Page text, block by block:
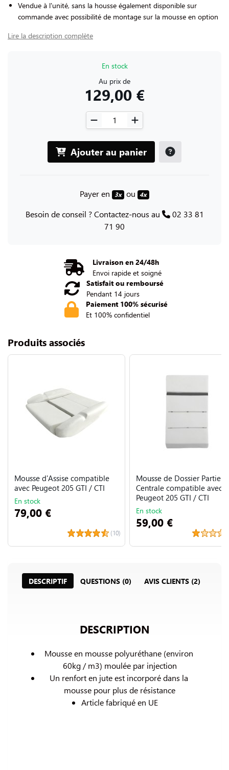
Vendue à l'unité, sans la housse également disponible sur
commande avec possibilité de montage sur la mousse en option
Lire la description complète
En stock
Au prix de
129,00 €
Ajouter au panier
Payer en 3x ou 4x
Besoin de conseil ? Contactez-nous au
02 33 81
71 90
Livraison en 24/48h
Envoi rapide et soigné
Satisfait ou remboursé
Pendant 14 jours
Paiement 100% sécurisé
Et 100% confidentiel
Produits associés
Mousse d'Assise compatible
avec Peugeot 205 GTI / CTI
(10)
En stock
79,00 €
Mousse de Dossier Partie
Centrale compatible avec
Peugeot 205 GTI / CTI
En stock
59,00 €
DESCRIPTIF QUESTIONS (0) AVIS CLIENTS (2)
DESCRIPTION
Mousse en mousse polyuréthane (environ
60kg / m3) moulée par injection
Un renfort en jute est incorporé dans la
mousse pour plus de résistance
Article fabriqué en UE